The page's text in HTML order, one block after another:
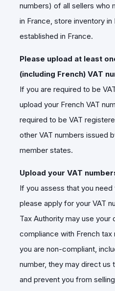
numbers) of all sellers who
in France, store inventory in
established in France.
Please upload at least
(including French) VAT
If you are required to be
upload your French VAT
required to be VAT
other VAT numbers issued
member states.
Upload your VAT
If you assess that you
please apply for your VAT
Tax Authority may use your
compliance with French
you are non-compliant,
number, they may direct us
and prevent you from